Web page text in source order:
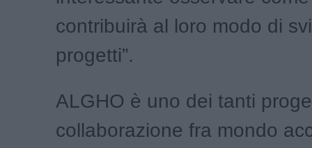
contribuirà al loro modo di
progetti”.
ALGHO è uno dei tanti
collaborazione fra mondo